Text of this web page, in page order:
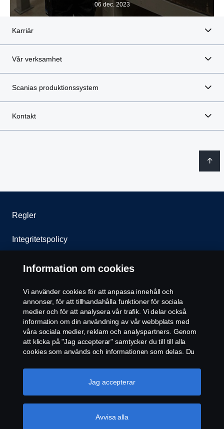
06 dec. 2023
Karriär
Vår verksamhet
Scanias produktionssystem
Kontakt
Regler
Integritetspolicy
Kontakta oss
Visselblåsning
Cookie policy
Inställningar för cookies
© Copyright Scania 2026 All rights reserved. Scania
Information om cookies
Vi använder cookies för att anpassa innehåll och
annonser, för att tillhandahålla funktioner för sociala
medier och för att analysera vår trafik. Vi delar också
information om din användning av vår webbplats med
våra sociala medier, reklam och analyspartners. Genom
att klicka på "Jag accepterar" samtycker du till till alla
cookies som används och informationen som delas. Du
"Cookie-inställningar" och välja de kategorier du vill
acceptera. För en mer detaljerad förklaring av hur vi
Avvisa alla
Jag accepterar